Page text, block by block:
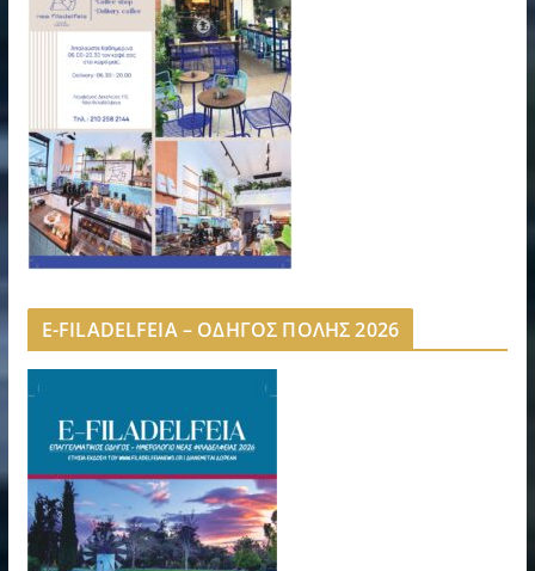
E-FILADELFEIA – ΟΔΗΓΟΣ ΠΟΛΗΣ 2026